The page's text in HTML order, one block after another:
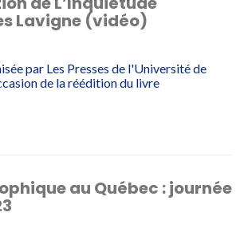
Lavigne (vidéo)
par Les Presses de l'Université de
de la réédition du livre
au Québec : journée